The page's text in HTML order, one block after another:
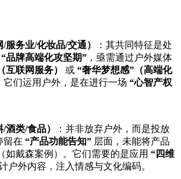
务业/化妆品/交通）
：其共同特征是处
“品牌高端化攻坚期” ，亟需通过户外媒体
互联网服务） 或 “奢华梦想感”（高端化
它们运用户外，是在进行一场 “心智产权
酒类/食品）
：并非放弃户外，而是投放
留在 “产品功能告知” 层面，未能将产品
（如戴森案例）。它们需要的是应用 “四维
户外内容，注入情感与文化编码。